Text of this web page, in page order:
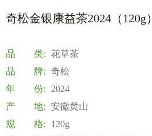
奇松金银康益茶2024（120g）
品 类: 花草茶
品 牌: 奇松
年 份:
2024
产 地: 安徽黄山
规 格:
120g